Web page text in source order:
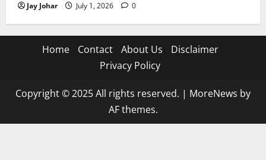
Jay Johar July 1, 2026 0
Home Contact About Us
Disclaimer
Privacy Policy
Copyright © 2025 All rights reserved. | MoreNews by
AF themes.